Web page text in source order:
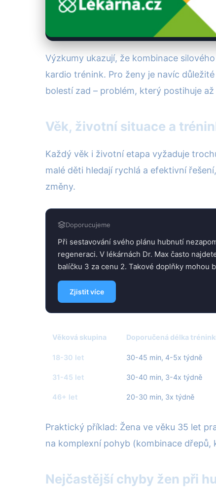
Výzkumy ukazují, že kombinace
kardio trénink. Pro ženy je navíc
bolestí zad – problém, který postihuje
Věk, životní situace a
Každý věk i životní etapa vyžaduje
malé děti hledají rychlá a efektivní
změny.
Doporucujeme
Při sestavování svého plánu hubnutí
regeneraci. V lékárnách Dr. Max často
balíčku 3 za cenu 2. Takové doplňky mohou
Zjistit více
Věková skupina Doporučená délka
18-30 let 30-45 min, 4-5x týdně
31-45 let 30-40 min, 3-4x týdně
46+ let 20-30 min, 3x týdně
Praktický příklad: Žena ve věku 35 let
na komplexní pohyb (kombinace dřepů,
Nejčastější chyby žen při